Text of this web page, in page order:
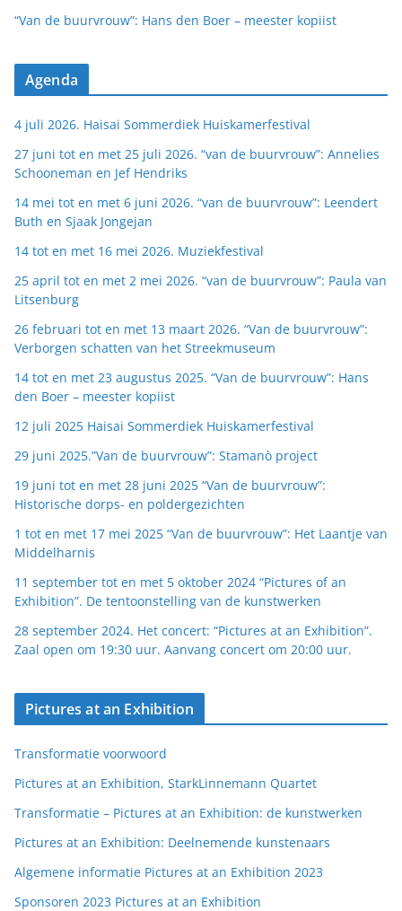
“Van de buurvrouw”: Hans den Boer – meester kopiist
Agenda
4 juli 2026. Haisai Sommerdiek Huiskamerfestival
27 juni tot en met 25 juli 2026. “van de buurvrouw”: Annelies
Schooneman en Jef Hendriks
14 mei tot en met 6 juni 2026. “van de buurvrouw”: Leendert
Buth en Sjaak Jongejan
14 tot en met 16 mei 2026. Muziekfestival
25 april tot en met 2 mei 2026. “van de buurvrouw”: Paula van
Litsenburg
26 februari tot en met 13 maart 2026. “Van de buurvrouw”:
Verborgen schatten van het Streekmuseum
14 tot en met 23 augustus 2025. “Van de buurvrouw”: Hans
den Boer – meester kopiist
12 juli 2025 Haisai Sommerdiek Huiskamerfestival
29 juni 2025.”Van de buurvrouw”: Stamanò project
19 juni tot en met 28 juni 2025 “Van de buurvrouw”:
Historische dorps- en poldergezichten
1 tot en met 17 mei 2025 “Van de buurvrouw”: Het Laantje van
Middelharnis
11 september tot en met 5 oktober 2024 “Pictures of an
Exhibition”. De tentoonstelling van de kunstwerken
28 september 2024. Het concert: “Pictures at an Exhibition”.
Zaal open om 19:30 uur. Aanvang concert om 20:00 uur.
Pictures at an Exhibition
Transformatie voorwoord
Pictures at an Exhibition, StarkLinnemann Quartet
Transformatie – Pictures at an Exhibition: de kunstwerken
Pictures at an Exhibition: Deelnemende kunstenaars
Algemene informatie Pictures at an Exhibition 2023
Sponsoren 2023 Pictures at an Exhibition